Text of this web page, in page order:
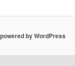
by WordPress